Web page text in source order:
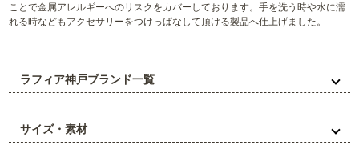
ことで金属アレルギーへのリスクをカバーしております。手を洗う時や水に濡
れる時などもアクセサリーをつけっぱなして頂ける製品へ仕上げました。
ラフィア神戸ブランド一覧
サイズ・素材